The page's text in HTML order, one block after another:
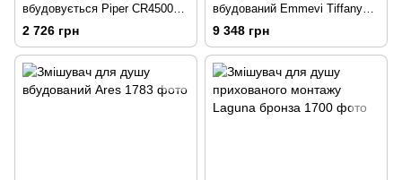
вбудовується Piper CR45009
(Італія) хром
2 726 грн
вбудований Emmevi Tiffany
Бронза
9 348 грн